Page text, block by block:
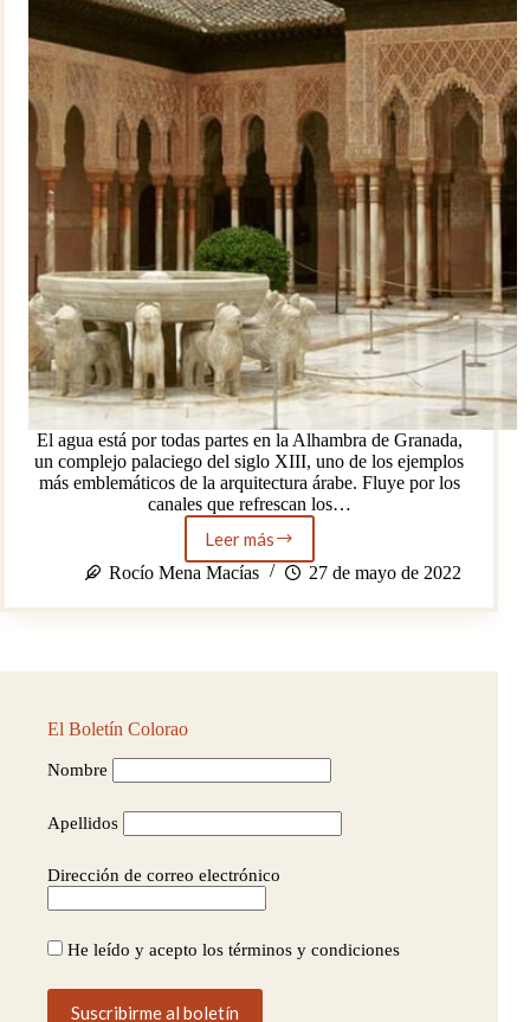
El agua está por todas partes en la Alhambra de Granada,
un complejo palaciego del siglo XIII, uno de los ejemplos
más emblemáticos de la arquitectura árabe. Fluye por los
canales que refrescan los…
Leer más
La
Alhambra:
la
Rocío Mena Macías 27 de mayo de 2022
El Boletín Colorao
Nombre
Apellidos
Dirección de correo electrónico
He leído y acepto los términos y condiciones